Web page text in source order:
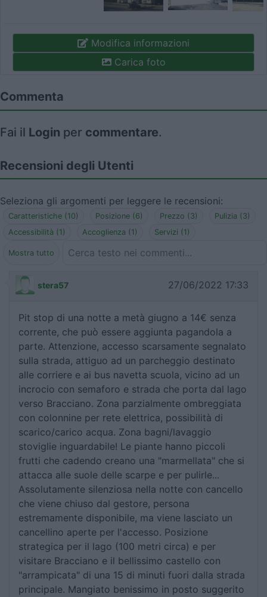
Modifica informazioni
Carica foto
Commenta
Fai il Login per commentare.
Recensioni degli Utenti
Seleziona gli argomenti per leggere le recensioni:
Caratteristiche (10) Posizione (6) Prezzo (3)
Pulizia (3)
Accessibilità (1)
Accoglienza (1) Servizi (1)
Mostra tutto
stera57 27/06/2022 17:33
Pit stop di una notte a metà giugno a 14€ senza
corrente, che può essere aggiunta pagandola a
parte. Attenzione, accesso scarsamente segnalato
sulla strada, attiguo ad un parcheggio destinato
alle corriere e ai bus navetta scuola, vicino ad un
incrocio con semaforo e strada che porta dal lago
verso Bracciano. Zona parzialmente ombreggiata
con colonnine per rete elettrica, possibilità di
scarico/carico acqua. Zona bagni/lavaggio
stoviglie inguardabile! Le piante hanno piccoli
frutti che cadendo creano una "marmellata" che si
attacca alle suole delle scarpe e per pulirle...
Assolutamente silenziosa nella notte con cancello
che viene chiuso dal gestore, persona
estremamente disponibile, ma viene lasciato un
cancellino aperte per l'accesso. Posizione
strategica per il lago (100 metri circa) e per
visitare Bracciano e il bellissimo castello con
"arrampicata" di una 15 di minuti fuori dalla strada
principale. Mangiato benissimo in posto suggerito